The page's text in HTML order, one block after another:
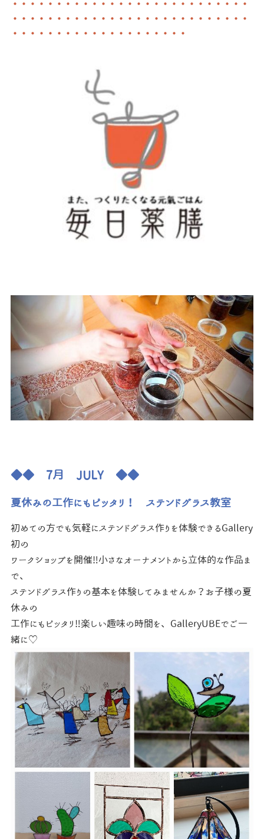
・・・・・・・・・・・・・・・・・・・・・・・・・・・
・・・・・・・・・・・・・・・・・・・・・・・・・・・
・・・・・・・・・・・・・・・・・・・・
◆◆ 7月 JULY ◆◆
夏休みの工作にもピッタリ！ ステンドグラス教室
初めての方でも気軽にステンドグラス作りを体験できるGallery
初の
ワークショップを開催‼小さなオーナメントから立体的な作品ま
で、
ステンドグラス作りの基本を体験してみませんか？お子様の夏
休みの
工作にもピッタリ‼楽しい趣味の時間を、GalleryUBEでご一
緒に♡